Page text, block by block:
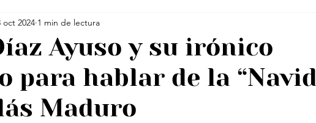
Ayuso y su irónico
para hablar de la
Maduro
oct 2024 1 min de lectura